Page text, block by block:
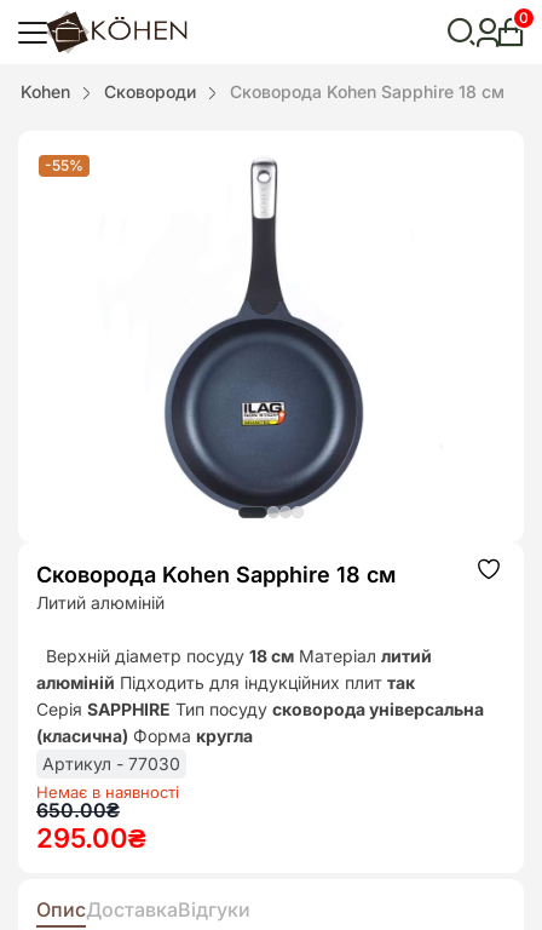
пошук
0
Kohen Сковороди Сковорода Kohen Sapphire 18 см
-55%
Сковорода Kohen Sapphire 18 см
Литий алюміній
Верхній діаметр посуду 18 см Матеріал литий
алюміній Підходить для індукційних плит так
Серія SAPPHIRE Тип посуду сковорода універсальна
(класична) Форма кругла
Артикул - 77030
Немає в наявності
650.00₴
Оригінальна
ціна:
295.00₴
Поточна
ціна:
ОписДоставкаВідгуки